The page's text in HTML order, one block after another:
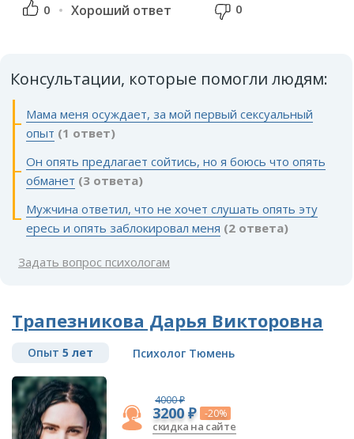
0 Хороший ответ 0
Консультации, которые помогли людям:
Мама меня осуждает, за мой первый сексуальный
опыт (1 ответ)
Он опять предлагает сойтись, но я боюсь что опять
обманет (3 ответа)
Мужчина ответил, что не хочет слушать опять эту
ересь и опять заблокировал меня (2 ответа)
Задать вопрос психологам
Трапезникова Дарья Викторовна
Опыт 5 лет Психолог Тюмень
4000 ₽
3200 ₽ -20%
скидка на сайте